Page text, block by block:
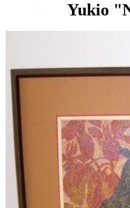
Yukio